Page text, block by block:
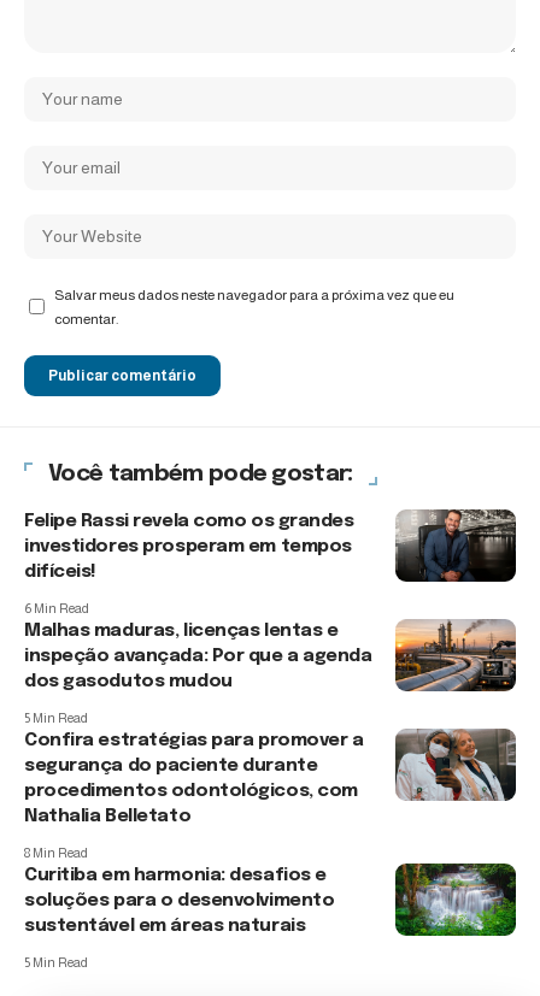
Salvar meus dados neste navegador para a próxima vez que eu
comentar.
Você também pode gostar:
Felipe Rassi revela como os grandes
investidores prosperam em tempos
difíceis!
6 Min Read
Malhas maduras, licenças lentas e
inspeção avançada: Por que a agenda
dos gasodutos mudou
5 Min Read
Confira estratégias para promover a
segurança do paciente durante
procedimentos odontológicos, com
Nathalia Belletato
8 Min Read
Curitiba em harmonia: desafios e
soluções para o desenvolvimento
sustentável em áreas naturais
5 Min Read